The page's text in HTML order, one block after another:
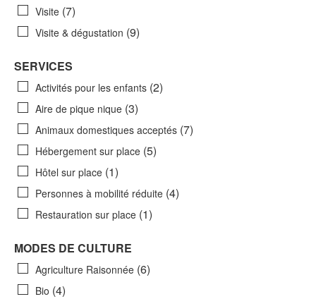
Visite (7)
Visite & dégustation (9)
SERVICES
Activités pour les enfants (2)
Aire de pique nique (3)
Animaux domestiques acceptés (7)
Hébergement sur place (5)
Hôtel sur place (1)
Personnes à mobilité réduite (4)
Restauration sur place (1)
MODES DE CULTURE
Agriculture Raisonnée (6)
Bio (4)